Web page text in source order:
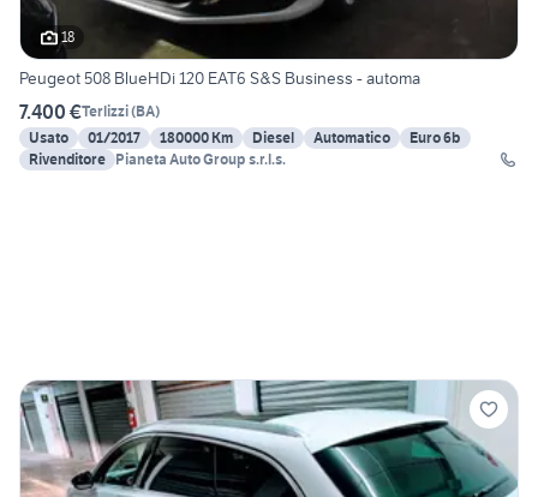
18
Peugeot 508 BlueHDi 120 EAT6 S&S Business - automa
7.400 €Terlizzi(BA)
Usato
01/2017 180000 Km Diesel Automatico
Euro 6b
Rivenditore Pianeta Auto Group s.r.l.s.